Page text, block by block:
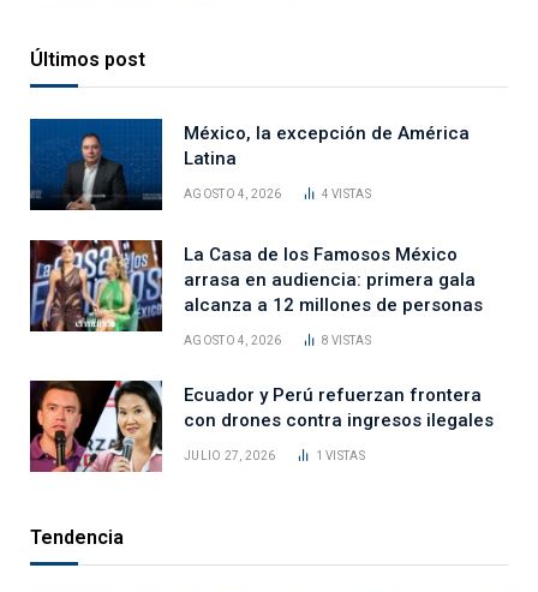
Últimos post
México, la excepción de América
Latina
AGOSTO 4, 2026 4VISTAS
La Casa de los Famosos México
arrasa en audiencia: primera gala
alcanza a 12 millones de personas
AGOSTO 4, 2026 8VISTAS
Ecuador y Perú refuerzan frontera
con drones contra ingresos ilegales
JULIO 27, 2026 1VISTAS
Tendencia